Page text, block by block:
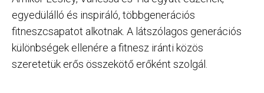
egyedülálló és inspiráló, többgenerációs
fitneszcsapatot alkotnak. A látszólagos generációs
különbségek ellenére a fitnesz iránti közös
szeretetük erős összekötő erőként szolgál.